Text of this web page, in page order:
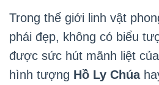
Trong thế giới linh vật
phái đẹp, không có biểu
được sức hút mãnh liệt của
hình tượng Hồ Ly Chúa